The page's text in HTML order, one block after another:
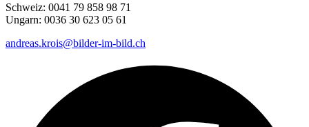
Schweiz: 0041 79 858 98 71
Ungarn: 0036 30 623 05 61
andreas.krois@bilder-im-bild.ch